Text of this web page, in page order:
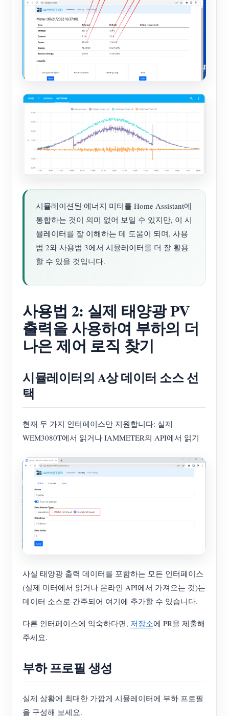
시뮬레이션된 에너지 미터를 Home Assistant에
통합하는 것이 의미 없어 보일 수 있지만, 이 시
뮬레이터를 잘 이해하는 데 도움이 되며, 사용
법 2와 사용법 3에서 시뮬레이터를 더 잘 활용
할 수 있을 것입니다.
사용법 2: 실제 태양광 PV
출력을 사용하여 부하의 더
나은 제어 로직 찾기
시뮬레이터의 A상 데이터 소스 선
택
현재 두 가지 인터페이스만 지원합니다: 실제
WEM3080T에서 읽거나 IAMMETER의 API에서 읽기
사실 태양광 출력 데이터를 포함하는 모든 인터페이스
(실제 미터에서 읽거나 온라인 API에서 가져오는 것)는
데이터 소스로 간주되어 여기에 추가할 수 있습니다.
다른 인터페이스에 익숙하다면, 저장소에 PR을 제출해
주세요.
부하 프로필 생성
실제 상황에 최대한 가깝게 시뮬레이터에 부하 프로필
을 구성해 보세요.